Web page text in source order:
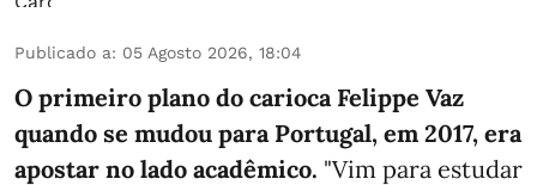
Publicado a: 05 Agosto 2026, 18:04
O primeiro plano do carioca Felippe Vaz
quando se mudou para Portugal, em 2017, era
apostar no lado acadêmico. "Vim para estudar